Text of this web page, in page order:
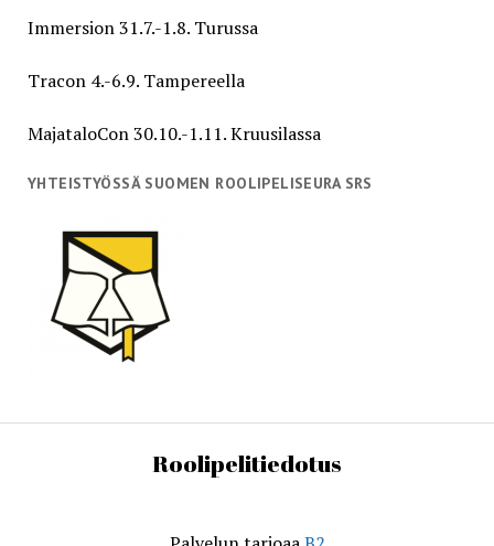
Immersion 31.7.-1.8. Turussa
Tracon 4.-6.9. Tampereella
MajataloCon 30.10.-1.11. Kruusilassa
YHTEISTYÖSSÄ SUOMEN ROOLIPELISEURA SRS
Roolipelitiedotus